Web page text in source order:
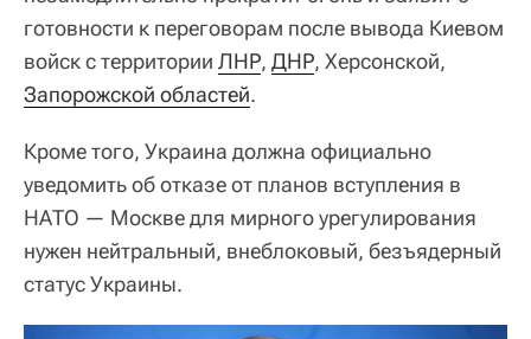
готовности к переговорам после вывода Киевом
войск с территории ЛНР, ДНР, Херсонской,
Запорожской областей.
Кроме того, Украина должна официально
уведомить об отказе от планов вступления в
НАТО — Москве для мирного урегулирования
нужен нейтральный, внеблоковый, безъядерный
статус Украины.